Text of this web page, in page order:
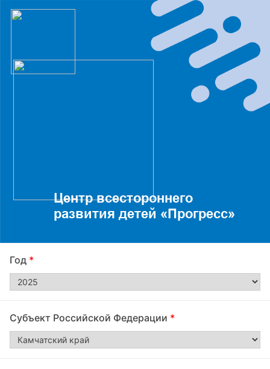
Центр всестороннего
развития детей «Прогресс»
Год *
Субъект Российской Федерации *